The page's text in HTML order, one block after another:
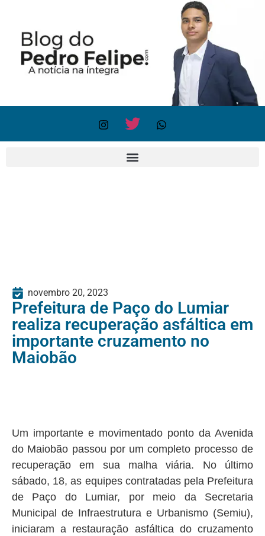
novembro 20, 2023
Prefeitura de Paço do Lumiar
realiza recuperação asfáltica em
importante cruzamento no
Maiobão
Um importante e movimentado ponto da Avenida
do Maiobão passou por um completo processo de
recuperação em sua malha viária. No último
sábado, 18, as equipes contratadas pela Prefeitura
de Paço do Lumiar, por meio da Secretaria
Municipal de Infraestrutura e Urbanismo (Semiu),
iniciaram a restauração asfáltica do cruzamento